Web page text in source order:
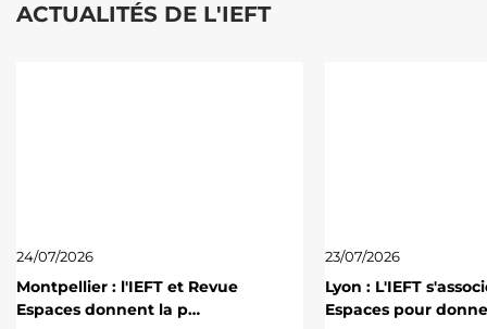
ACTUALITÉS DE L'IEFT
24/07/2026
Montpellier : l'IEFT et Revue
Espaces donnent la p…
23/07/2026
Lyon : L'IEFT
Espaces pour